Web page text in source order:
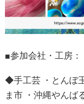
■参加会社・工房：
◆手工芸 ・とんぼ
ま市 ・沖縄やんば